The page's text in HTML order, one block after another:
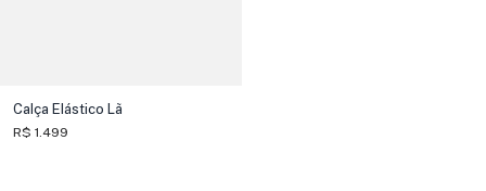
Calça Elástico Lã
R$ 1.499